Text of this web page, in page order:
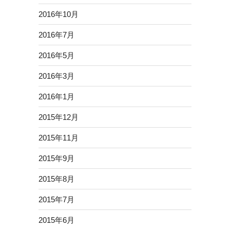
2016年10月
2016年7月
2016年5月
2016年3月
2016年1月
2015年12月
2015年11月
2015年9月
2015年8月
2015年7月
2015年6月